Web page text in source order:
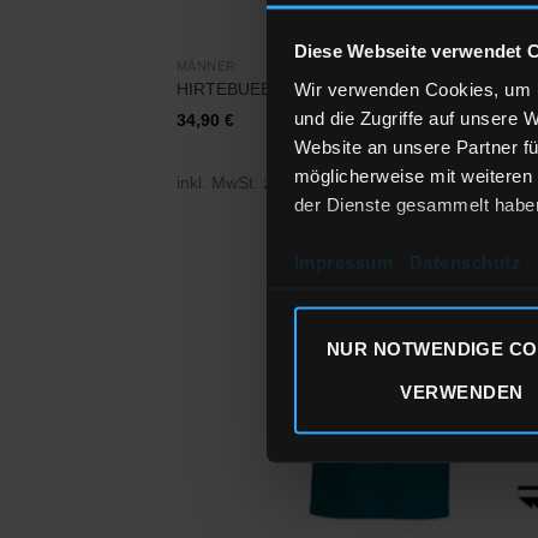
Diese Webseite verwendet
Wir verwenden Cookies,
und die Zugriffe auf unsere
Website an unsere Partner
möglicherweise mit
der Dienste gesammelt
Impressum Datenschutz
NUR NOTWENDIGE
VERWENDEN
HIRTEBUEBE – BLACK FOREST
34,90 €
inkl. MwSt. zzgl.Versandkosten